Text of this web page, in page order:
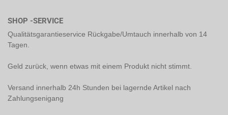
SHOP -SERVICE
Qualitätsgarantieservice Rückgabe/Umtauch innerhalb von 14
Tagen.
Geld zurück, wenn etwas mit einem Produkt nicht stimmt.
Versand innerhalb 24h Stunden bei lagernde Artikel nach
Zahlungsenigang